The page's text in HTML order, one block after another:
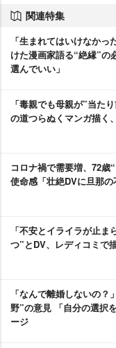
関連特集
「生まれてはいけなか
けた漫画家語る“絶縁”の
選んでいい」
「毒親でも母親が”当た
の道つらぬくマンガ描く
コロナ禍で需要増、72歳
使命感「壮絶DVに旦那の
「不安とイライラが止
つ”とDV、レディコミで
「なんで離婚しないの
野”の意見 「自分の選択
ージ